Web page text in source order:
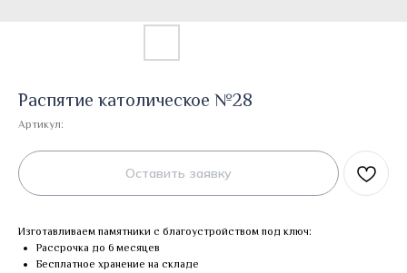
Распятие католическое №28
Артикул:
Оставить заявку
Изготавливаем памятники с благоустройством под ключ:
Рассрочка до 6 месяцев
Бесплатное хранение на складе